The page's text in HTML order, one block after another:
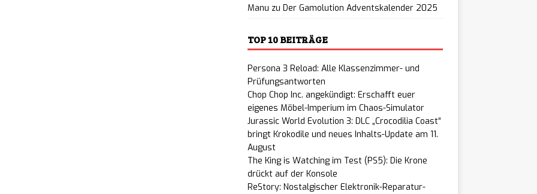
Manu zu Der Gamolution Adventskalender 2025
TOP 10 BEITRÄGE
Persona 3 Reload: Alle Klassenzimmer- und
Prüfungsantworten
Chop Chop Inc. angekündigt: Erschafft euer
eigenes Möbel-Imperium im Chaos-Simulator
Jurassic World Evolution 3: DLC „Crocodilia Coast“
bringt Krokodile und neues Inhalts-Update am 11.
August
The King is Watching im Test (PS5): Die Krone
drückt auf der Konsole
ReStory: Nostalgischer Elektronik-Reparatur-